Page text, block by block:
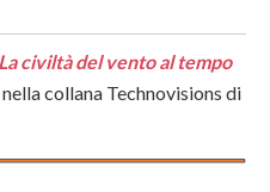
La civiltà del vento al tempo
collana Technovisions di